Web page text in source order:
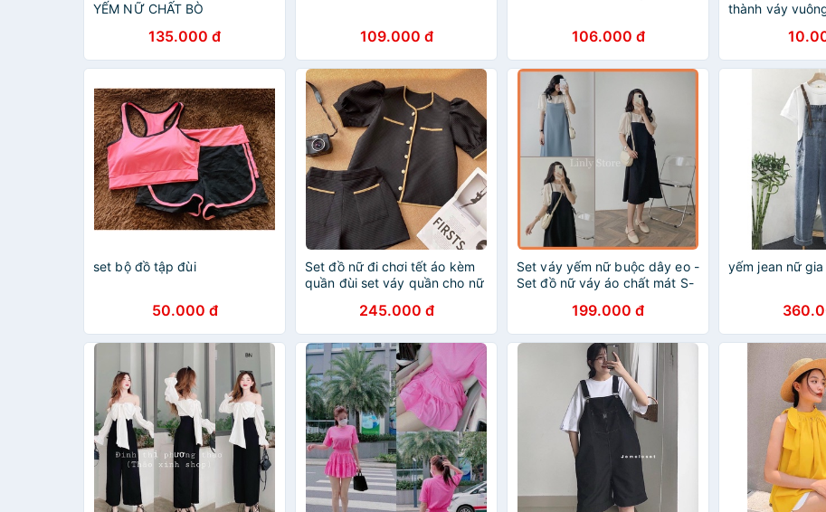
YẾM NỮ CHẤT BÒ
135.000 đ 109.000 đ 106.000 đ
thành váy
set bộ đồ tập đùi
50.000 đ
Set đồ nữ đi chơi tết áo kèm
quần đùi set váy quần cho nữ
245.000 đ
Set váy yếm nữ buộc dây eo -
Set đồ nữ váy áo chất mát S-
199.000 đ
yếm jean nữ